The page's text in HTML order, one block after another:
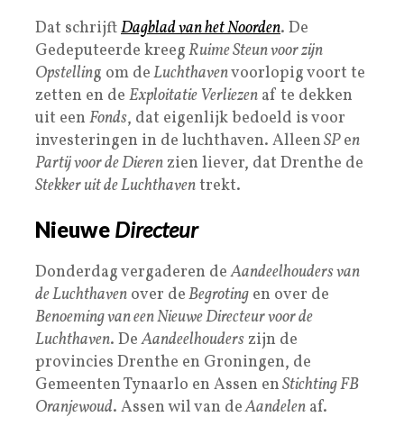
Dat schrijftDagblad van het Noorden. De
Gedeputeerde kreegRuime Steun voor zijn
Opstelling om deLuchthavenvoorlopig voort te
zetten en de Exploitatie Verliezen af te dekken
uit een Fonds, dat eigenlijk bedoeld is voor
investeringen in de luchthaven. AlleenSPen
Partij voor de Dierenzien liever, dat Drenthe de
Stekker uit de Luchthaventrekt.
Nieuwe Directeur
Donderdag vergaderen deAandeelhouders van
de Luchthaven over deBegroting en over de
Benoeming van een Nieuwe Directeur voor de
Luchthaven. DeAandeelhouderszijn de
provincies Drenthe en Groningen, de
Gemeenten Tynaarlo en Assen enStichting FB
Oranjewoud. Assen wil van deAandelen af.